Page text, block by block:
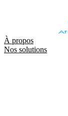
À propos
Nos solutions